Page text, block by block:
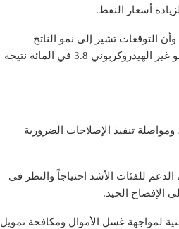
التوقعات تشير إلى نمو الناتج
المحلي الإجمالي الكلي بنسبة 3.6 في المائة عام 2023، حيث يسجل معدل النمو غير الهيدروكربوني 3.8 في المائة نتيجة
ومواصلة تنفيذ الإصلاحات الضرورية
للفئات الأشد احتياجاً والنظر في
الإفصاح الجيد.
لمواجهة غسل الأموال ومكافحة تمويل